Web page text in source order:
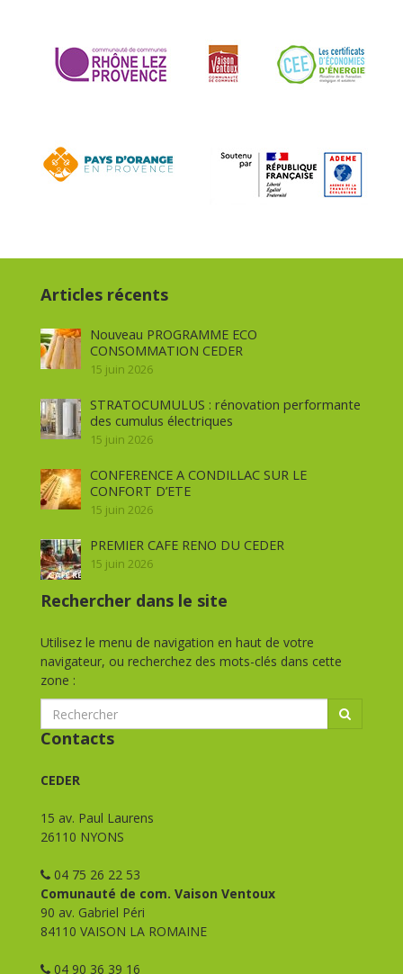
Articles récents
Nouveau PROGRAMME ECO
CONSOMMATION CEDER
15 juin 2026
STRATOCUMULUS : rénovation performante
des cumulus électriques
15 juin 2026
CONFERENCE A CONDILLAC SUR LE
CONFORT D’ETE
15 juin 2026
PREMIER CAFE RENO DU CEDER
15 juin 2026
Rechercher dans le site
Utilisez le menu de navigation en haut de votre
navigateur, ou recherchez des mots-clés dans cette
zone :
Contacts
CEDER
15 av. Paul Laurens
26110 NYONS
04 75 26 22 53
Comunauté de com. Vaison Ventoux
90 av. Gabriel Péri
84110 VAISON LA ROMAINE
04 90 36 39 16